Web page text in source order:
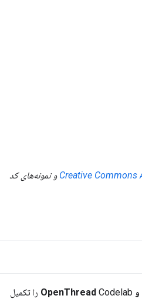
و نمونه‌های کد
Codelab را تکمیل